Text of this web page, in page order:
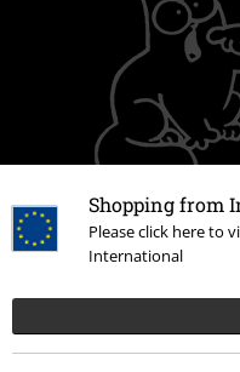
Shopping from
Please click here to
International